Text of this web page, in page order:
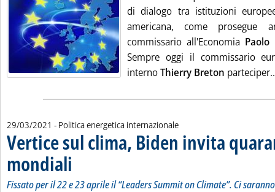
di dialogo tra istituzioni
americana, come prosegue
commissario all'Economia Paolo
Sempre oggi il commissario
internoThierry Breton
29/03/2021 - Politica energetica internazionale
Vertice sul clima, Biden invita
mondiali . Sottotitolo: Fissato per il 22 e 23 aprile il “Leaders Summit on
Fissato per il 22 e 23 aprile il “Leaders Summit on Climate”. Ci